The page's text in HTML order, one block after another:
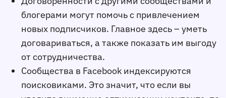
блогерами могут помочь с привлечением
новых подписчиков. Главное здесь – уметь
договариваться, а также показать им выгоду
от сотрудничества.
Сообщества в Facebook индексируются
поисковиками. Это значит, что если вы